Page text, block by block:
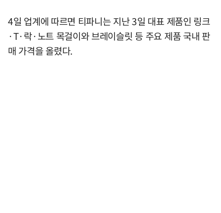
4일 업계에 따르면 티파니는 지난 3일 대표 제품인 링크
·T·락·노트 목걸이와 브레이슬릿 등 주요 제품 국내 판
매 가격을 올렸다.